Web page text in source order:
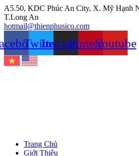
Chuyển
đến
nội
A5.50, KDC Phúc An City, X. Mỹ Hạnh
T.Long An
hotmail@thienphusico.com
TwitterInstagramPinterestYoutube
Trang Chủ
Giới Thiệu